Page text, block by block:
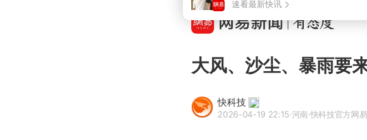
大风、沙尘、暴雨要
快科技
2026-04-19 22:15·河南·快科技官方网